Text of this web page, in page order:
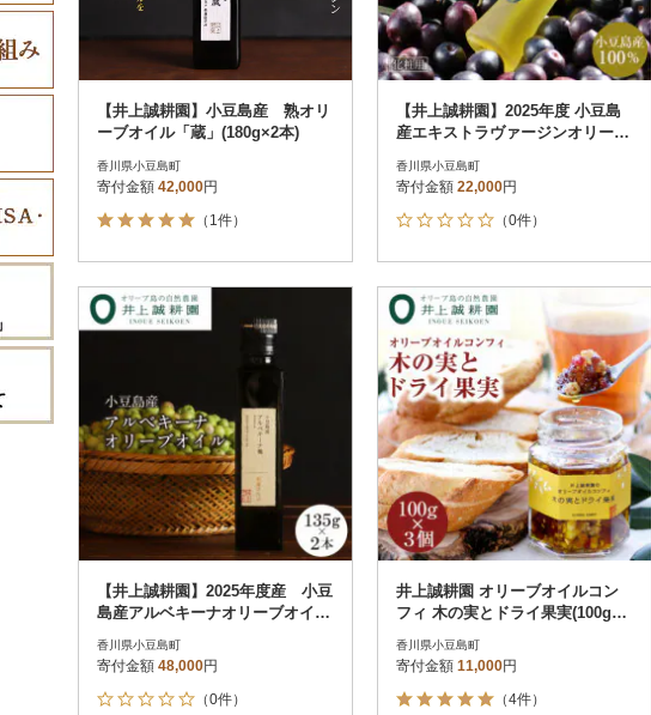
【井上誠耕園】小豆島産 熟オリ
ーブオイル「蔵」(180g×2本)
香川県小豆島町
寄付金額 42,000円
（1件）
【井上誠耕園】2025年度 小豆島
産エキストラヴァージンオリーブ
香川県小豆島町
寄付金額 22,000円
（0件）
【井上誠耕園】2025年度産 小豆
島産アルベキーナオリーブオイル
香川県小豆島町
寄付金額 48,000円
（0件）
井上誠耕園 オリーブオイルコン
フィ 木の実とドライ果実(100g×3
香川県小豆島町
寄付金額 11,000円
（4件）